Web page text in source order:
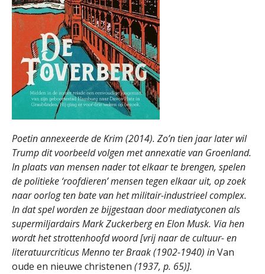
Poetin annexeerde de Krim (2014). Zo’n tien jaar later wil
Trump dit voorbeeld volgen met annexatie van Groenland.
In plaats van mensen nader tot elkaar te brengen, spelen
de politieke ‘roofdieren’ mensen tegen elkaar uit, op zoek
naar oorlog ten bate van het militair-industrieel complex.
In dat spel worden ze bijgestaan door mediatyconen als
supermiljardairs Mark Zuckerberg en Elon Musk. Via hen
wordt het strottenhoofd woord [vrij naar de cultuur- en
literatuurcriticus Menno ter Braak (1902-1940) inVan
oude en nieuwe christenen (1937, p. 65)].